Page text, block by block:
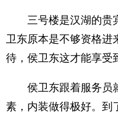
三号楼是汉湖的贵
卫东原本是不够资格进
待，侯卫东这才能享受
侯卫东跟着服务员
素，内装做得极好。到